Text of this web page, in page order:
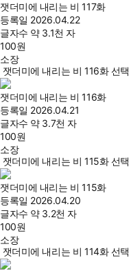
잿더미에 내리는 비 117화
등록일 2026.04.22
글자수 약 3.1천 자
100원
소장
잿더미에 내리는 비 116화 선택
잿더미에 내리는 비 116화
등록일 2026.04.21
글자수 약 3.7천 자
100원
소장
잿더미에 내리는 비 115화 선택
잿더미에 내리는 비 115화
등록일 2026.04.20
글자수 약 3.2천 자
100원
소장
잿더미에 내리는 비 114화 선택